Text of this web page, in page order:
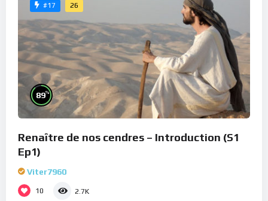
#17 26
89%
Renaître de nos cendres – Introduction (S1
Ep1)
Viter7960
10 2.7K